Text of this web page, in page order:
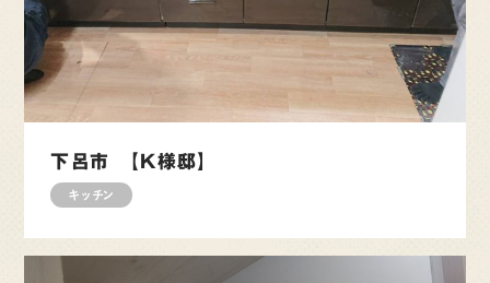
下呂市 【K様邸】
キッチン